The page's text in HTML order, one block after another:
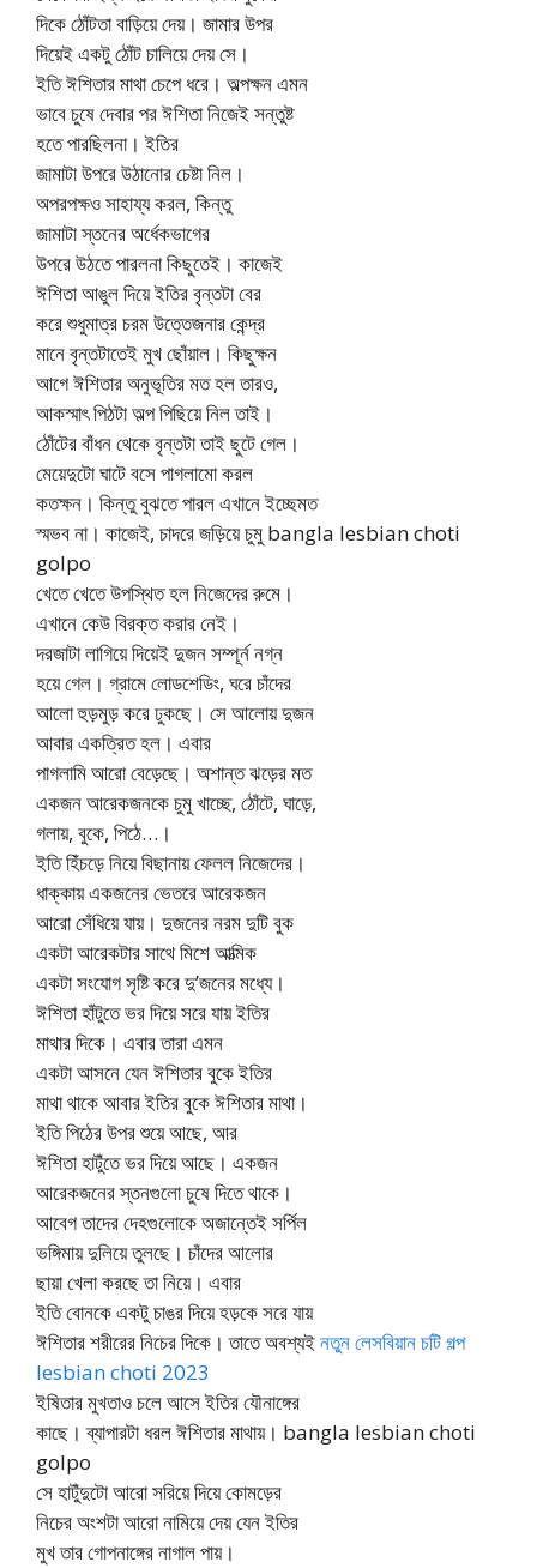
দিকে ঠোঁটতা বাড়িয়ে দেয়। জামার উপর
দিয়েই একটু ঠোঁট চালিয়ে দেয় সে।
ইতি ঈশিতার মাথা চেপে ধরে। অল্পক্ষন এমন
ভাবে চুষে দেবার পর ঈশিতা নিজেই সন্তুষ্ট
হতে পারছিলনা। ইতির
জামাটা উপরে উঠানোর চেষ্টা নিল।
অপরপক্ষও সাহায্য করল, কিন্তু
জামাটা স্তনের অর্ধেকভাগের
উপরে উঠতে পারলনা কিছুতেই। কাজেই
ঈশিতা আঙুল দিয়ে ইতির বৃন্তটা বের
করে শুধুমাত্র চরম উত্তেজনার কেন্দ্র
মানে বৃন্তটাতেই মুখ ছোঁয়াল। কিছুক্ষন
আগে ঈশিতার অনুভূতির মত হল তারও,
আকস্মাৎ পিঠটা অল্প পিছিয়ে নিল তাই।
ঠোঁটের বাঁধন থেকে বৃন্তটা তাই ছুটে গেল।
মেয়েদুটো ঘাটে বসে পাগলামো করল
কতক্ষন। কিন্তু বুঝতে পারল এখানে ইচ্ছেমত
স্মভব না। কাজেই, চাদরে জড়িয়ে চুমু bangla lesbian choti
golpo
খেতে খেতে উপস্থিত হল নিজেদের রুমে।
এখানে কেউ বিরক্ত করার নেই।
দরজাটা লাগিয়ে দিয়েই দুজন সম্পূর্ন নগ্ন
হয়ে গেল। গ্রামে লোডশেডিং, ঘরে চাঁদের
আলো হুড়মুড় করে ঢুকছে। সে আলোয় দুজন
আবার একত্রিত হল। এবার
পাগলামি আরো বেড়েছে। অশান্ত ঝড়ের মত
একজন আরেকজনকে চুমু খাচ্ছে, ঠোঁটে, ঘাড়ে,
গলায়, বুকে, পিঠে…।
ইতি হিঁচড়ে নিয়ে বিছানায় ফেলল নিজেদের।
ধাক্কায় একজনের ভেতরে আরেকজন
আরো সেঁধিয়ে যায়। দুজনের নরম দুটি বুক
একটা আরেকটার সাথে মিশে আত্মিক
একটা সংযোগ সৃষ্টি করে দু’জনের মধ্যে।
ঈশিতা হাঁটুতে ভর দিয়ে সরে যায় ইতির
মাথার দিকে। এবার তারা এমন
একটা আসনে যেন ঈশিতার বুকে ইতির
মাথা থাকে আবার ইতির বুকে ঈশিতার মাথা।
ইতি পিঠের উপর শুয়ে আছে, আর
ঈশিতা হাটুঁতে ভর দিয়ে আছে। একজন
আরেকজনের স্তনগুলো চুষে দিতে থাকে।
আবেগ তাদের দেহগুলোকে অজান্তেই সর্পিল
ভঙ্গিমায় দুলিয়ে তুলছে। চাঁদের আলোর
ছায়া খেলা করছে তা নিয়ে। এবার
ইতি বোনকে একটু চাঙর দিয়ে হড়কে সরে যায়
ঈশিতার শরীরের নিচের দিকে। তাতে অবশ্যইনতুন লেসবিয়ান চটি গল্প
lesbian choti 2023
ইষিতার মুখতাও চলে আসে ইতির যৌনাঙ্গের
কাছে। ব্যাপারটা ধরল ঈশিতার মাথায়। bangla lesbian choti
golpo
সে হাটুঁদুটো আরো সরিয়ে দিয়ে কোমড়ের
নিচের অংশটা আরো নামিয়ে দেয় যেন ইতির
মুখ তার গোপনাঙ্গের নাগাল পায়।